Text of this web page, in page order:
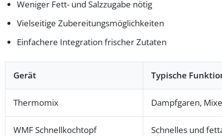
Weniger Fett- und Salzzugabe nötig
Vielseitige Zubereitungsmöglichkeiten
Einfachere Integration frischer Zutaten
Gerät Typische
Thermomix Dampfgaren,
WMF Schnellkochtopf Schnelles und